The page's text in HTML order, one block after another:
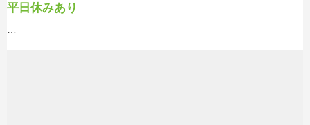
平日休みあり
…